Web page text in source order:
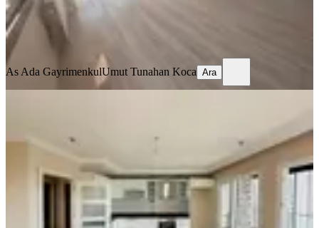
As Ada Gayrimenkul
Ara
As Ada GayrimenkulUmut Tunahan Koca Ara
3+1·135 m²·10. Kat·06.08.2026
34.000 ₺